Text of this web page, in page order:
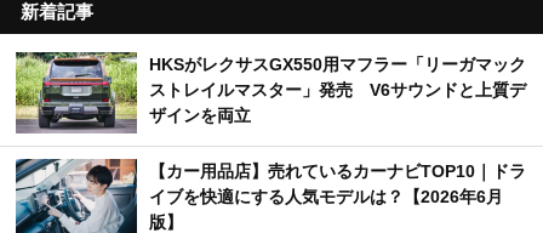
新着記事
HKSがレクサスGX550用マフラー「リーガマック
ストレイルマスター」発売 V6サウンドと上質デ
ザインを両立
【カー用品店】売れているカーナビTOP10｜ドラ
イブを快適にする人気モデルは？【2026年6月
版】